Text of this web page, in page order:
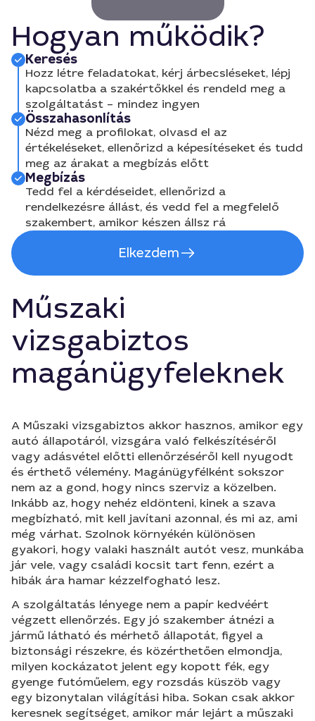
Hogyan működik?
Keresés
Hozz létre feladatokat, kérj árbecsléseket, lépj
kapcsolatba a szakértőkkel és rendeld meg a
szolgáltatást – mindez ingyen
Összahasonlítás
Nézd meg a profilokat, olvasd el az
értékeléseket, ellenőrizd a képesítéseket és tudd
meg az árakat a megbízás előtt
Megbízás
Tedd fel a kérdéseidet, ellenőrizd a
rendelkezésre állást, és vedd fel a megfelelő
szakembert, amikor készen állsz rá
Elkezdem
Műszaki
vizsgabiztos
magánügyfeleknek
A Műszaki vizsgabiztos akkor hasznos, amikor egy
autó állapotáról, vizsgára való felkészítéséről
vagy adásvétel előtti ellenőrzéséről kell nyugodt
és érthető vélemény. Magánügyfélként sokszor
nem az a gond, hogy nincs szerviz a közelben.
Inkább az, hogy nehéz eldönteni, kinek a szava
megbízható, mit kell javítani azonnal, és mi az, ami
még várhat. Szolnok környékén különösen
gyakori, hogy valaki használt autót vesz, munkába
jár vele, vagy családi kocsit tart fenn, ezért a
hibák ára hamar kézzelfogható lesz.
A szolgáltatás lényege nem a papír kedvéért
végzett ellenőrzés. Egy jó szakember átnézi a
jármű látható és mérhető állapotát, figyel a
biztonsági részekre, és közérthetően elmondja,
milyen kockázatot jelent egy kopott fék, egy
gyenge futóműelem, egy rozsdás küszöb vagy
egy bizonytalan világítási hiba. Sokan csak akkor
keresnek segítséget, amikor már lejárt a műszaki